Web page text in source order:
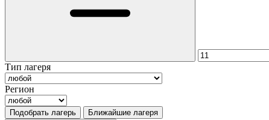
Тип лагеря
Регион
Подобрать лагерь Ближайшие лагеря